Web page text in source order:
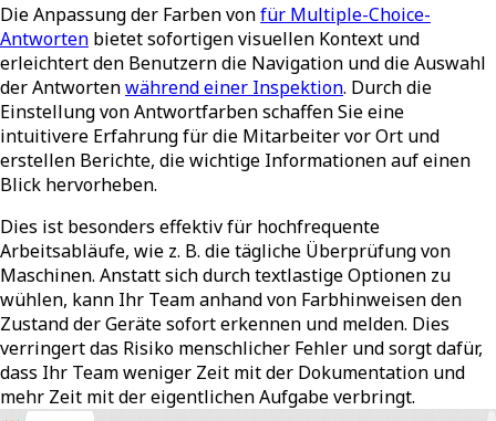
Die Anpassung der Farben vonfür Multiple-Choice-
Antworten bietet sofortigen visuellen Kontext und
erleichtert den Benutzern die Navigation und die Auswahl
der Antwortenwährend einer Inspektion. Durch die
Einstellung von Antwortfarben schaffen Sie eine
intuitivere Erfahrung für die Mitarbeiter vor Ort und
erstellen Berichte, die wichtige Informationen auf einen
Blick hervorheben.
Dies ist besonders effektiv für hochfrequente
Arbeitsabläufe, wie z. B. die tägliche Überprüfung von
Maschinen. Anstatt sich durch textlastige Optionen zu
wühlen, kann Ihr Team anhand von Farbhinweisen den
Zustand der Geräte sofort erkennen und melden. Dies
verringert das Risiko menschlicher Fehler und sorgt dafür,
dass Ihr Team weniger Zeit mit der Dokumentation und
mehr Zeit mit der eigentlichen Aufgabe verbringt.